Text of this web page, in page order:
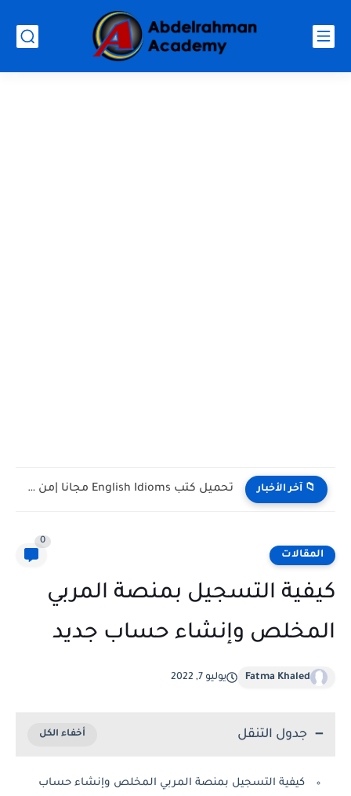
📁 آخر الأخبار تحميل كتب English Idioms مجانا |من كامبريدج English Phrasal Verbs...
المقالات
0
كيفية التسجيل بمنصة المربي
المخلص وإنشاء حساب جديد
Fatma Khaled يوليو 7, 2022
جدول التنقل
كيفية التسجيل بمنصة المربي المخلص وإنشاء حساب